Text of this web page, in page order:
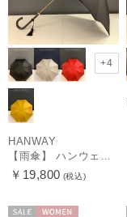
+4
HANWAY
￥19,800 (税込)